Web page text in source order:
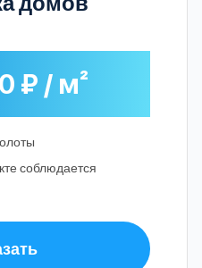
₽ / м²
соблюдается